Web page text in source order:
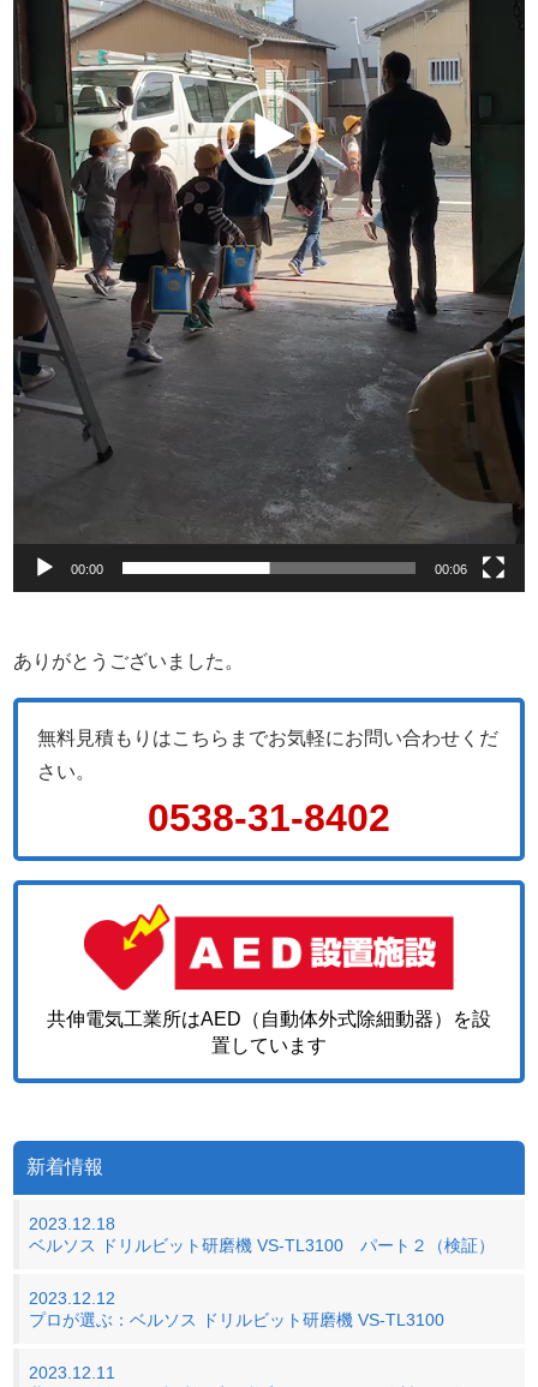
00:00 00:06
ありがとうございました。
無料見積もりはこちらまでお気軽にお問い合わせくだ
さい。
0538-31-8402
共伸電気工業所はAED（自動体外式除細動器）を設
置しています
新着情報
2023.12.18
ベルソス ドリルビット研磨機 VS-TL3100 パート２（検証）
2023.12.12
プロが選ぶ：ベルソス ドリルビット研磨機 VS-TL3100
2023.12.11